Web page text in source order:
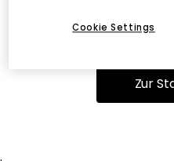
Sie können auf unserer
Zur
Cookie Settings